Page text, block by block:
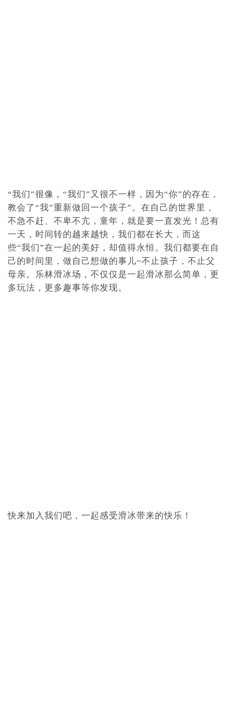
“我们”很像，“我们”又很不一样，因为“你”的存在，
教会了“我”重新做回一个孩子”。在自己的世界里，
不急不赶、不卑不亢，童年，就是要一直发光！总有
一天，时间转的越来越快，我们都在长大，而这
些“我们”在一起的美好，却值得永恒。我们都要在自
己的时间里，做自己想做的事儿~不止孩子，不止父
母亲。乐林滑冰场，不仅仅是一起滑冰那么简单，更
多玩法，更多趣事等你发现。
快来加入我们吧，一起感受滑冰带来的快乐！